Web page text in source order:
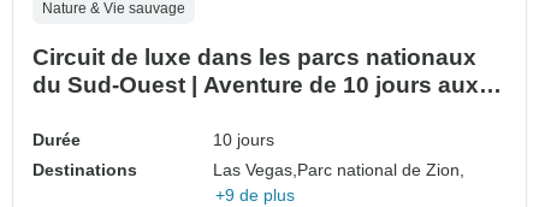
Nature & Vie sauvage
Circuit de luxe dans les parcs nationaux
du Sud-Ouest | Aventure de 10 jours aux
Durée
10 jours
Destinations
Las Vegas,Parc national de Zion,
+9 de plus